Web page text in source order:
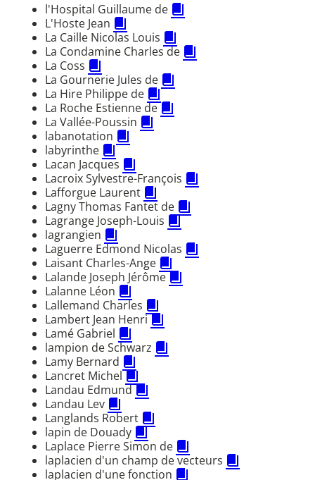
l'Hospital Guillaume de
L'Hoste Jean
La Caille Nicolas Louis
La Condamine Charles de
La Coss
La Gournerie Jules de
La Hire Philippe de
La Roche Estienne de
La Vallée-Poussin
labanotation
labyrinthe
Lacan Jacques
Lacroix Sylvestre-François
Lafforgue Laurent
Lagny Thomas Fantet de
Lagrange Joseph-Louis
lagrangien
Laguerre Edmond Nicolas
Laisant Charles-Ange
Lalande Joseph Jérôme
Lalanne Léon
Lallemand Charles
Lambert Jean Henri
Lamé Gabriel
lampion de Schwarz
Lamy Bernard
Lancret Michel
Landau Edmund
Landau Lev
Langlands Robert
lapin de Douady
Laplace Pierre Simon de
laplacien d'un champ de vecteurs
laplacien d'une fonction